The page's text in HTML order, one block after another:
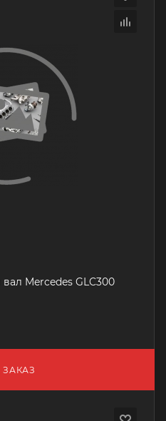
Mercedes GLC300